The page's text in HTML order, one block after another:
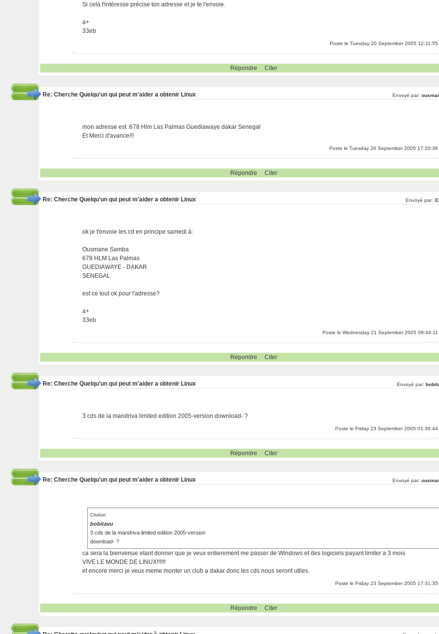
Si celà t'intéresse précise ton adresse et je te l'envoie.
a+
33eb
Poste le Tuesday 20 September 2005 12:11:55
Répondre Citer
Re: Cherche Quelqu'un qui peut m'aider a obtenir Linux Envoyé par:
mon adresse est :678 Hlm Las Palmas Guediawaye dakar Senegal
Et Merci d'avance!!!
Poste le Tuesday 20 September 2005 17:20:36
Répondre Citer
Re: Cherche Quelqu'un qui peut m'aider a obtenir Linux Envoyé par:
ok je t'envoie les cd en principe samedi à:
Ousmane Samba
678 HLM Las Palmas
GUEDIAWAYE - DAKAR
SENEGAL
est ce tout ok pour l'adresse?
a+
33eb
Poste le Wednesday 21 September 2005 09:44:11
Répondre Citer
Re: Cherche Quelqu'un qui peut m'aider a obtenir Linux Envoyé par:
3 cds de la mandriva limited edition 2005-version download- ?
Poste le Friday 23 September 2005 01:36:44
Répondre Citer
Re: Cherche Quelqu'un qui peut m'aider a obtenir Linux Envoyé par:
Citation
bobitavu
3 cds de la mandriva limited edition 2005-version
download- ?
ca sera la bienvenue etant donner que je veux entierement me passer de Windows et des logiciels payant limiter a 3 mois
VIVE LE MONDE DE LINUX!!!!!!
et encore merci je veux meme monter un club a dakar donc les cds nous seront utiles.
Poste le Friday 23 September 2005 17:31:35
Répondre Citer